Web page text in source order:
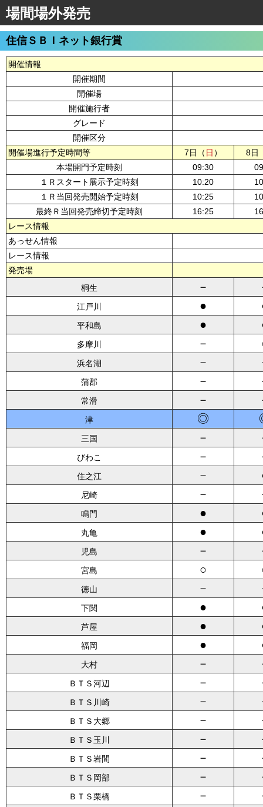
場間場外発売
住信ＳＢＩネット銀行賞
開催情報
開催期間
開催場
開催施行者
グレード
開催区分
開催場進行予定時間等
7日（ 日 ）
8日
本場開門予定時刻
09:30
１Ｒスタート展示予定時刻
10:20
１Ｒ当回発売開始予定時刻
10:25
最終Ｒ当回発売締切予定時刻
16:25
レース情報
あっせん情報
レース情報
発売場
桐生
－
江戸川 ●
平和島 ●
多摩川 －
浜名湖 －
蒲郡 －
常滑 －
津 ◎
三国 －
びわこ －
住之江 －
尼崎 －
鳴門 ●
丸亀 ●
児島 －
宮島 ○
徳山 －
下関 ●
芦屋 ●
福岡 ●
大村 －
ＢＴＳ河辺 －
ＢＴＳ川崎 －
ＢＴＳ大郷 －
ＢＴＳ玉川 －
ＢＴＳ岩間 －
ＢＴＳ岡部 －
ＢＴＳ栗橋 －